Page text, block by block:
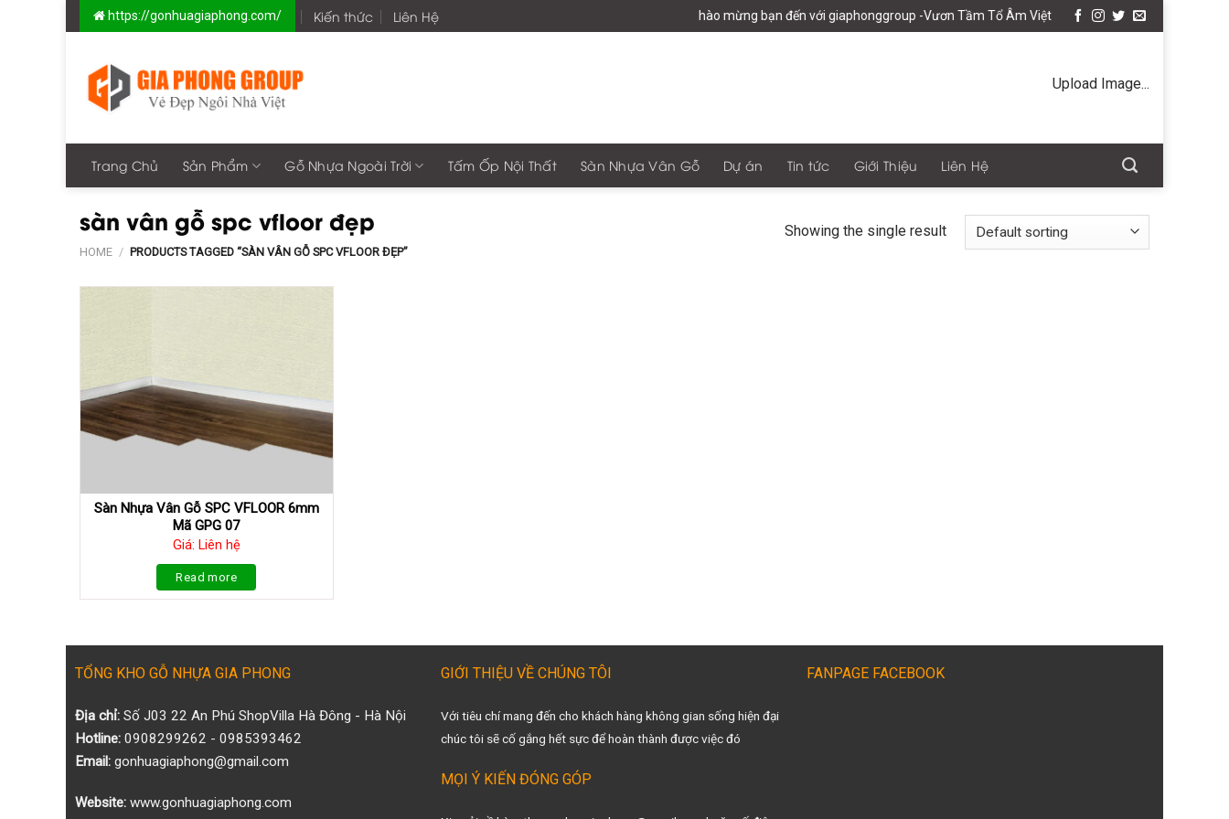
to
https://gonhuagiaphong.com/ Kiến thức Liên Hệ Chào mừng bạn đến với giaphonggroup -Vươn Tầm Tổ Âm Việt
Upload Image...
Trang Chủ Sản Phẩm Gỗ Nhựa Ngoài Trời Tấm Ốp Nội Thất Sàn Nhựa Vân Gỗ Dự án Tin tức Giới Thiệu Liên Hệ
sàn vân gỗ spc vfloor đẹp
HOME / PRODUCTS TAGGED “SÀN VÂN GỖ SPC VFLOOR ĐẸP”
Showing the single result
Sàn Nhựa Vân Gỗ SPC VFLOOR 6mm
Mã GPG 07
Giá: Liên hệ
Read more
TỔNG KHO GỖ NHỰA GIA PHONG
Địa chỉ:Số J03 22 An Phú ShopVilla Hà Đông - Hà Nội
Hotline:0908299262 - 0985393462
Email:gonhuagiaphong@gmail.com
Website:www.gonhuagiaphong.com
GIỚI THIỆU VỀ CHÚNG TÔI
Với tiêu chí mang đến cho khách hàng không gian sống hiện đại
chúc tôi sẽ cố gắng hết sực để hoàn thành được việc đó
MỌI Ý KIẾN ĐÓNG GÓP
FANPAGE FACEBOOK